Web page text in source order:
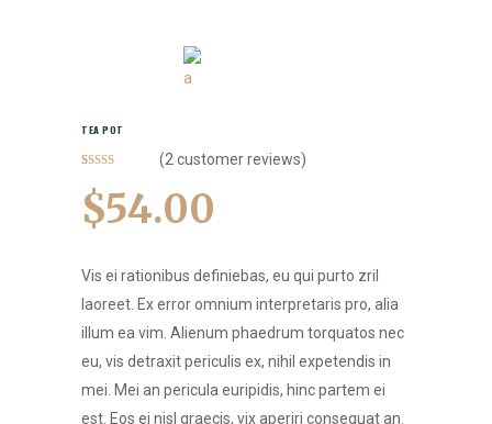
TEA POT
out of 5
based on
customer
ratings
(2 customer reviews)
$54.00
Vis ei rationibus definiebas, eu qui purto zril
laoreet. Ex error omnium interpretaris pro, alia
illum ea vim. Alienum phaedrum torquatos nec
eu, vis detraxit periculis ex, nihil expetendis in
mei. Mei an pericula euripidis, hinc partem ei
est. Eos ei nisl graecis, vix aperiri consequat an.